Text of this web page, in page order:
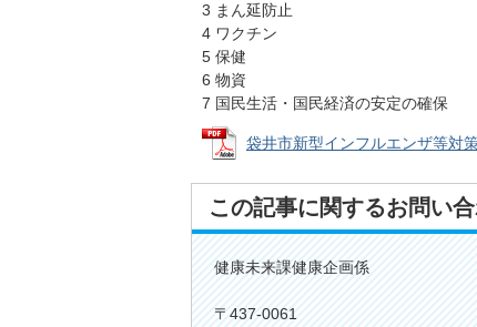
3 まん延防止
4 ワクチン
5 保健
6 物資
7 国民生活・国民経済の安定の確保
袋井市新型インフルエンザ等対
この記事に関するお問い
健康未来課健康企画係
〒437-0061